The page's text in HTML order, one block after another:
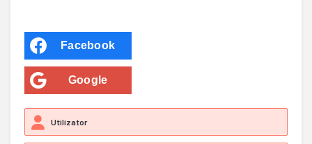
Facebook
Google